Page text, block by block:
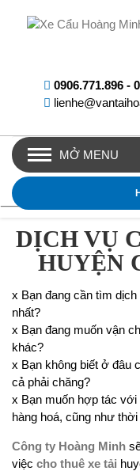
0906.771.896 -
MỞ MENU
DỊCH VỤ
HUYỆN
x Bạn đang cần tìm dịch
nhất?
x Bạn đang muốn vận
khác?
x Bạn không biết ở đâu
cả phải chăng?
x Bạn muốn hợp tác
hàng hoá, cũng như
Công ty Hoàng Minh
việc cho thuê xe tải